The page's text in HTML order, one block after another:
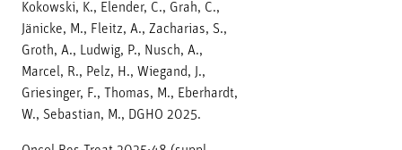
Kokowski, K., Elender, C., Grah, C.,
Jänicke, M., Fleitz, A., Zacharias, S.,
Groth, A., Ludwig, P., Nusch, A.,
Marcel, R., Pelz, H., Wiegand, J.,
Griesinger, F., Thomas, M., Eberhardt,
W., Sebastian, M., DGHO 2025.